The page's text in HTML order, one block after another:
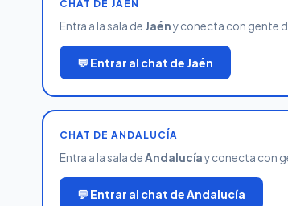
CHAT DE JAÉN
Entra a la sala de Jaény conecta con gente
💬 Entrar al chat de Jaén
CHAT DE ANDALUCÍA
Entra a la sala deAndalucíay conecta con
💬 Entrar al chat de Andalucía